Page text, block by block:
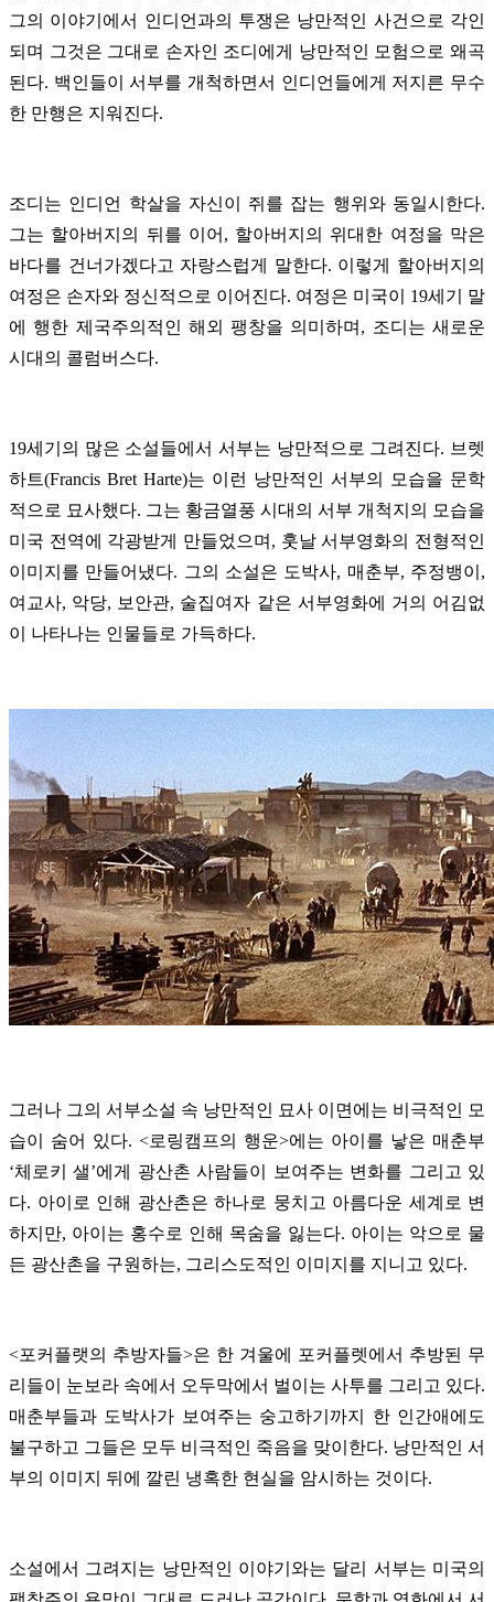
그의 이야기에서 인디언과의 투쟁은 낭만적인 사건으로 각인
되며 그것은 그대로 손자인 조디에게 낭만적인 모험으로 왜곡
된다. 백인들이 서부를 개척하면서 인디언들에게 저지른 무수
한 만행은 지워진다.
조디는 인디언 학살을 자신이 쥐를 잡는 행위와 동일시한다.
그는 할아버지의 뒤를 이어, 할아버지의 위대한 여정을 막은
바다를 건너가겠다고 자랑스럽게 말한다. 이렇게 할아버지의
여정은 손자와 정신적으로 이어진다. 여정은 미국이 19세기 말
에 행한 제국주의적인 해외 팽창을 의미하며, 조디는 새로운
시대의 콜럼버스다.
19세기의 많은 소설들에서 서부는 낭만적으로 그려진다. 브렛
하트(Francis Bret Harte)는 이런 낭만적인 서부의 모습을 문학
적으로 묘사했다. 그는 황금열풍 시대의 서부 개척지의 모습을
미국 전역에 각광받게 만들었으며, 훗날 서부영화의 전형적인
이미지를 만들어냈다. 그의 소설은 도박사, 매춘부, 주정뱅이,
여교사, 악당, 보안관, 술집여자 같은 서부영화에 거의 어김없
이 나타나는 인물들로 가득하다.
그러나 그의 서부소설 속 낭만적인 묘사 이면에는 비극적인 모
습이 숨어 있다. <로링캠프의 행운>에는 아이를 낳은 매춘부
‘체로키 샐’에게 광산촌 사람들이 보여주는 변화를 그리고 있
다. 아이로 인해 광산촌은 하나로 뭉치고 아름다운 세계로 변
하지만, 아이는 홍수로 인해 목숨을 잃는다. 아이는 악으로 물
든 광산촌을 구원하는, 그리스도적인 이미지를 지니고 있다.
<포커플랫의 추방자들>은 한 겨울에 포커플렛에서 추방된 무
리들이 눈보라 속에서 오두막에서 벌이는 사투를 그리고 있다.
매춘부들과 도박사가 보여주는 숭고하기까지 한 인간애에도
불구하고 그들은 모두 비극적인 죽음을 맞이한다. 낭만적인 서
부의 이미지 뒤에 깔린 냉혹한 현실을 암시하는 것이다.
소설에서 그려지는 낭만적인 이야기와는 달리 서부는 미국의